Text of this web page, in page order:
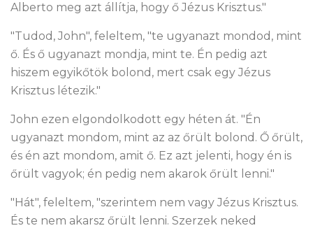
Alberto meg azt állítja, hogy ő Jézus Krisztus."
"Tudod, John", feleltem, "te ugyanazt mondod, mint
ő. És ő ugyanazt mondja, mint te. Én pedig azt
hiszem egyikőtök bolond, mert csak egy Jézus
Krisztus létezik."
John ezen elgondolkodott egy héten át. "Én
ugyanazt mondom, mint az az őrült bolond. Ő őrült,
és én azt mondom, amit ő. Ez azt jelenti, hogy én is
őrült vagyok; én pedig nem akarok őrült lenni."
"Hát", feleltem, "szerintem nem vagy Jézus Krisztus.
És te nem akarsz őrült lenni. Szerzek neked